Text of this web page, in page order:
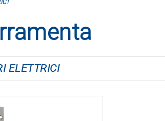
ELETTRICI